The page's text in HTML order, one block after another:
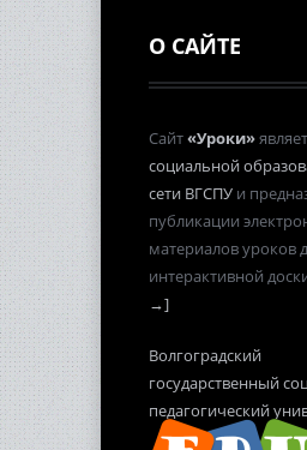
О САЙТЕ
Сайт«Уроки»
социальной
сети ВГСПУ и
публикации
материалов уроков
интерактивной
→]
Волгоградский
государственный
педагогический